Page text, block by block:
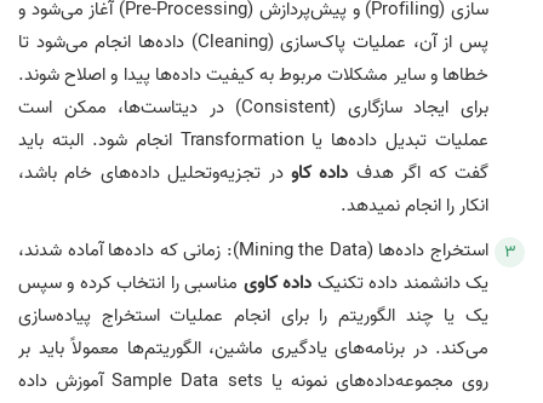
سازی (Profiling) و پیش‎‌پردازش (Pre-Processing) آغاز می‌‎شود و
پس از آن، عملیات پاک‌سازی (Cleaning) داده‌ها انجام می‎‌شود تا
خطاها و سایر مشکلات مربوط به کیفیت داده‌ها پیدا و اصلاح شوند.
برای ایجاد سازگاری (Consistent) در دیتاست‌ها، ممکن است
عملیات تبدیل داده‌ها یا Transformation انجام شود. البته باید
گفت که اگر هدف داده‌ کاو در تجزیه‌وتحلیل داده‌های خام باشد،
انکار را انجام نمی‎دهد.
استخراج داده‌ها (Mining the Data): زمانی که داده‌ها آماده شدند،
یک دانشمند داده تکنیک داده‌ کاوی مناسبی را انتخاب کرده و سپس
یک یا چند الگوریتم را برای انجام عملیات استخراج پیاده‌سازی
می‌کند. در برنامه‌های یادگیری ماشین، الگوریتم‌ها معمولاً باید بر
روی مجموعه‌داده‌های نمونه یا Sample Data sets آموزش داده